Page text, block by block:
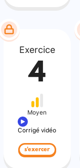
Exercice
4
Moyen
Corrigé vidéo
s'exercer